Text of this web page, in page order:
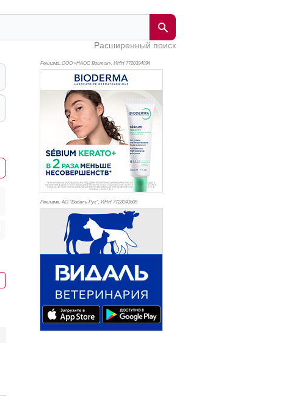
Расширенный поиск
Реклама. ООО «НАОС Восток», ИНН 7720394094
Реклама. АО "Видаль Рус", ИНН 7728043605